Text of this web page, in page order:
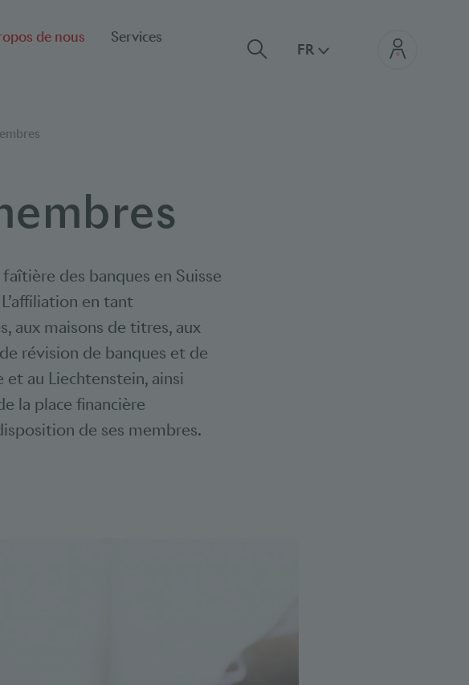
de nous
Services
FR
des banques en Suisse
en tant
aux maisons de titres, aux
révision de banques et de
au Liechtenstein, ainsi
la place financière
de ses membres.